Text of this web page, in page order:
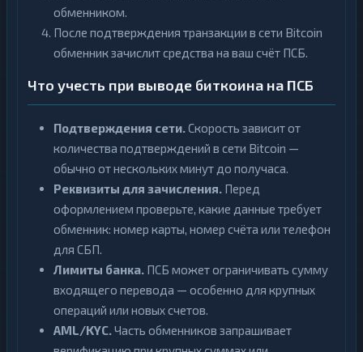
обменником.
После подтверждения транзакции в сети Bitcoin
обменник зачислит средства на ваш счёт ПСБ.
Что учесть при выводе биткоина на ПСБ
Подтверждения сети.Скорость зависит от
количества подтверждений в сети Bitcoin —
обычно от нескольких минут до получаса.
Реквизиты для зачисления. Перед
оформлением проверьте, какие данные требует
обменник: номер карты, номер счёта или телефон
для СБП.
Лимиты банка. ПСБ может ограничивать сумму
входящего перевода — особенно для крупных
операций или новых счетов.
AML/KYC.Часть обменников запрашивает